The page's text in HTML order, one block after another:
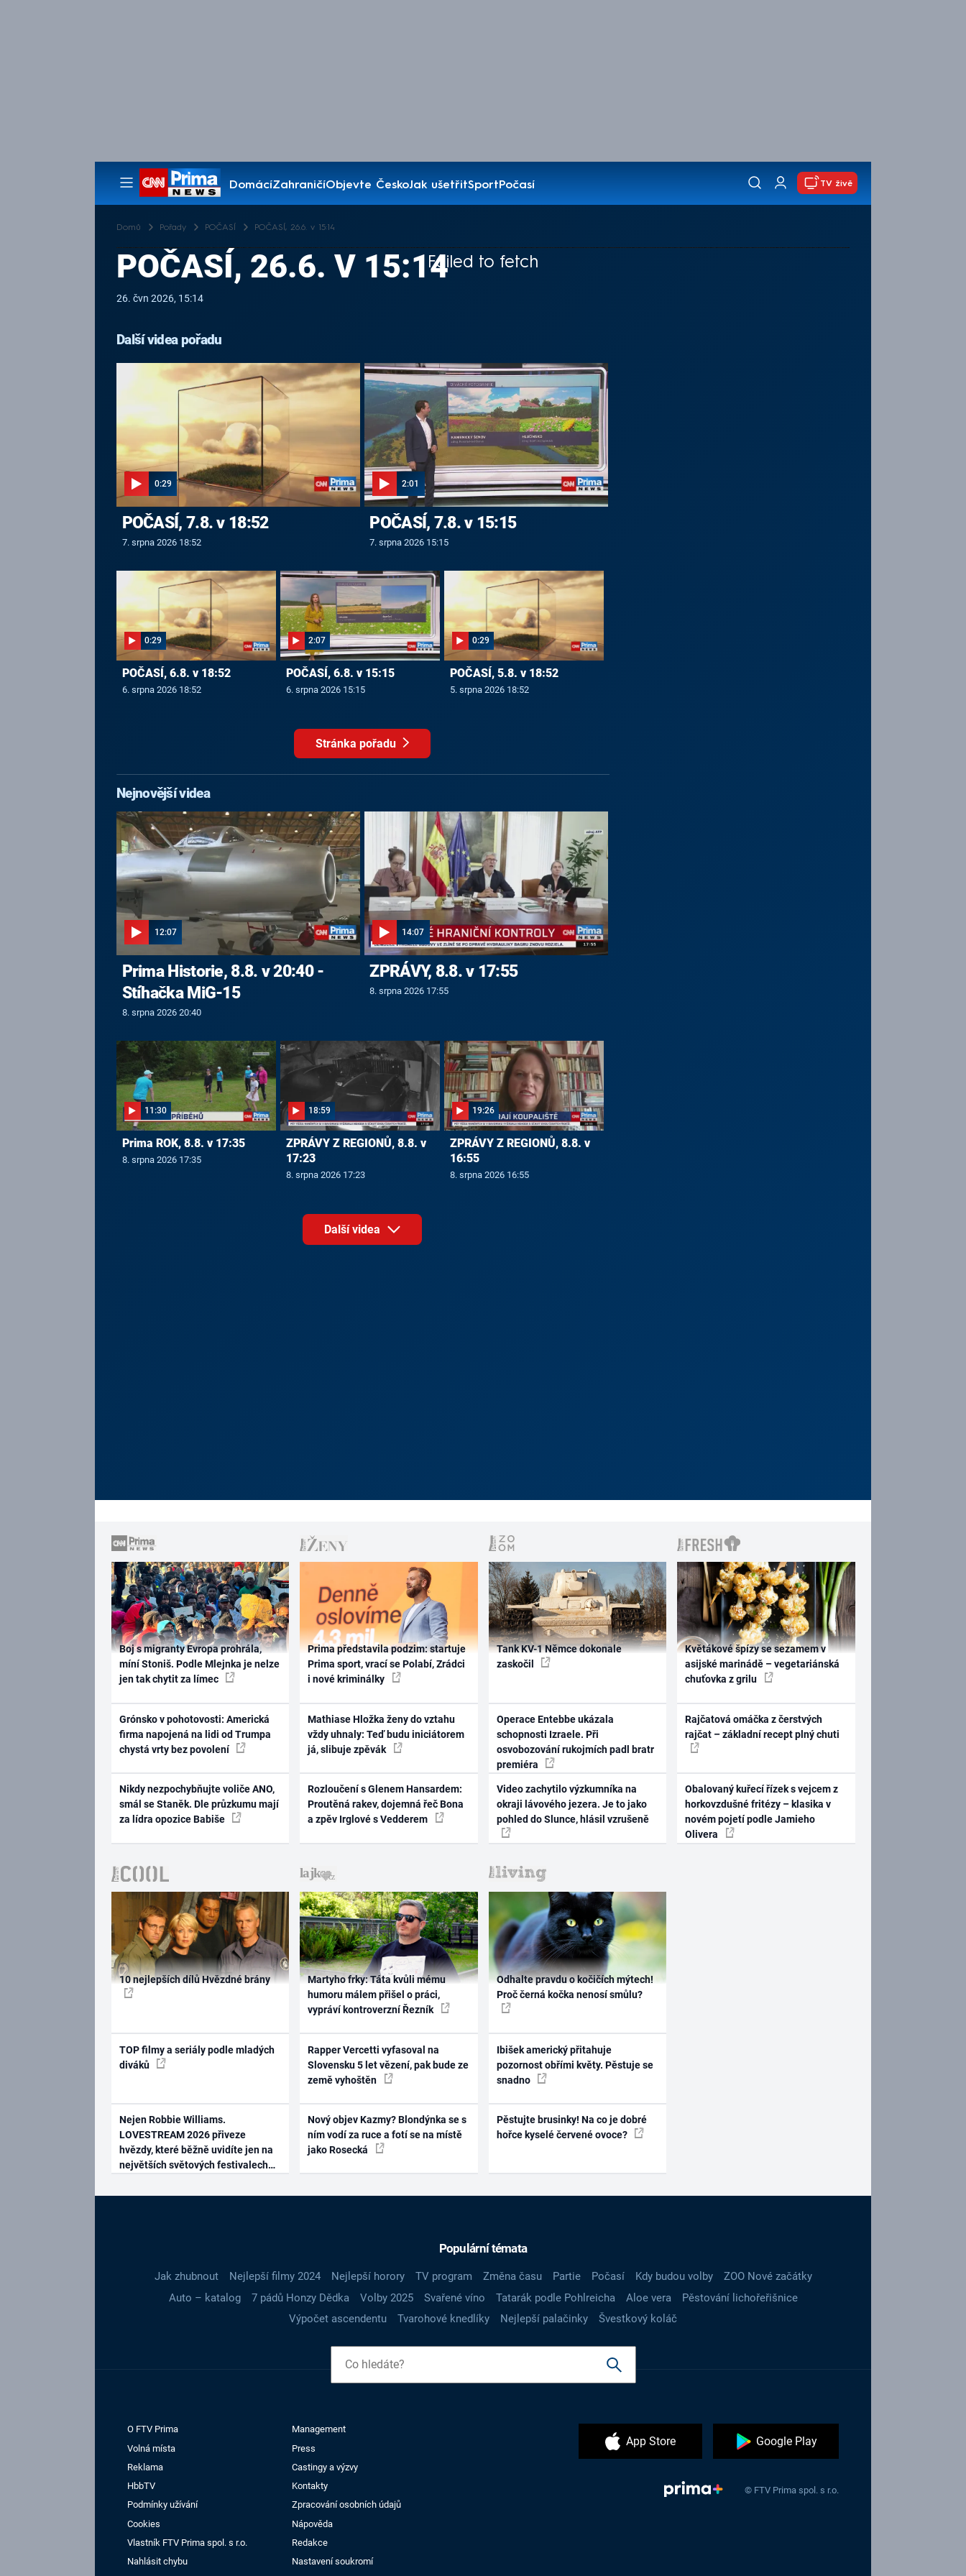
DomácíZahraničíObjevte ČeskoJak ušetřitSportPočasí
Pořady
TV živě
Domů Pořady POČASÍ POČASÍ, 26.6. v 15:14
Failed to fetch
POČASÍ, 26.6. V 15:14
26. čvn 2026, 15:14
Další videa pořadu
0:29
POČASÍ, 7.8. v 18:52
7. srpna 2026 18:52
2:01
POČASÍ, 7.8. v 15:15
7. srpna 2026 15:15
0:29
POČASÍ, 6.8. v 18:52
6. srpna 2026 18:52
2:07
POČASÍ, 6.8. v 15:15
6. srpna 2026 15:15
0:29
POČASÍ, 5.8. v 18:52
5. srpna 2026 18:52
Stránka pořadu
Nejnovější videa
12:07
Prima Historie, 8.8. v 20:40 -
Stíhačka MiG-15
8. srpna 2026 20:40
14:07
ZPRÁVY, 8.8. v 17:55
8. srpna 2026 17:55
11:30
Prima ROK, 8.8. v 17:35
8. srpna 2026 17:35
18:59
ZPRÁVY Z REGIONŮ, 8.8. v
17:23
8. srpna 2026 17:23
19:26
ZPRÁVY Z REGIONŮ, 8.8. v
16:55
8. srpna 2026 16:55
Další videa
Boj s migranty Evropa prohrála,
míní Stoniš. Podle Mlejnka je nelze
jen tak chytit za límec
Grónsko v pohotovosti: Americká
firma napojená na lidi od Trumpa
chystá vrty bez povolení
Nikdy nezpochybňujte voliče ANO,
smál se Staněk. Dle průzkumu mají
za lídra opozice Babiše
Prima představila podzim: startuje
Prima sport, vrací se Polabí, Zrádci
i nové kriminálky
Mathiase Hložka ženy do vztahu
vždy uhnaly: Teď budu iniciátorem
já, slibuje zpěvák
Rozloučení s Glenem Hansardem:
Proutěná rakev, dojemná řeč Bona
a zpěv Irglové s Vedderem
Tank KV-1 Němce dokonale
zaskočil
Operace Entebbe ukázala
schopnosti Izraele. Při
osvobozování rukojmích padl bratr
premiéra
Video zachytilo výzkumníka na
okraji lávového jezera. Je to jako
pohled do Slunce, hlásil vzrušeně
Květákové špízy se sezamem v
asijské marinádě – vegetariánská
chuťovka z grilu
Rajčatová omáčka z čerstvých
rajčat – základní recept plný chuti
Obalovaný kuřecí řízek s vejcem z
horkovzdušné fritézy – klasika v
novém pojetí podle Jamieho
Olivera
10 nejlepších dílů Hvězdné brány
TOP filmy a seriály podle mladých
diváků
Nejen Robbie Williams.
LOVESTREAM 2026 přiveze
hvězdy, které běžně uvidíte jen na
největších světových festivalech
Martyho frky: Táta kvůli mému
humoru málem přišel o práci,
vypráví kontroverzní Řezník
Rapper Vercetti vyfasoval na
Slovensku 5 let vězení, pak bude ze
země vyhoštěn
Nový objev Kazmy? Blondýnka se s
ním vodí za ruce a fotí se na místě
jako Rosecká
Odhalte pravdu o kočičích mýtech!
Proč černá kočka nenosí smůlu?
Ibišek americký přitahuje
pozornost obřími květy. Pěstuje se
snadno
Pěstujte brusinky! Na co je dobré
hořce kyselé červené ovoce?
Populární témata
Jak zhubnout Nejlepší filmy 2024 Nejlepší horory TV program Změna času Partie Počasí Kdy budou volby
ZOO Nové začátky
Auto – katalog
7 pádů Honzy Dědka Volby 2025 Svařené víno Tatarák podle Pohlreicha Aloe vera
Pěstování lichořeřišnice
Výpočet ascendentu
Tvarohové knedlíky Nejlepší palačinky Švestkový koláč
O FTV Prima
Management
Volná místa
Press
Reklama
Castingy a výzvy
HbbTV
Kontakty
Podmínky užívání
Zpracování osobních údajů
Cookies
Nápověda
Vlastník FTV Prima spol. s r.o.
Redakce
Nahlásit chybu
Nastavení soukromí
App Store Google Play
© FTV Prima spol. s r.o.